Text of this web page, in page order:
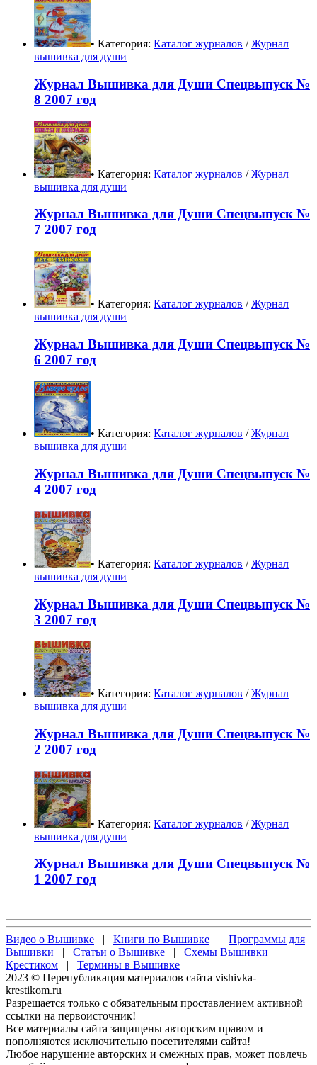
• Категория: Каталог журналов /Журнал
вышивка для души
Журнал Вышивка для Души Спецвыпуск №
8 2007 год
• Категория: Каталог журналов /Журнал
вышивка для души
Журнал Вышивка для Души Спецвыпуск №
7 2007 год
• Категория: Каталог журналов /Журнал
вышивка для души
Журнал Вышивка для Души Спецвыпуск №
6 2007 год
• Категория: Каталог журналов /Журнал
вышивка для души
Журнал Вышивка для Души Спецвыпуск №
4 2007 год
• Категория: Каталог журналов /Журнал
вышивка для души
Журнал Вышивка для Души Спецвыпуск №
3 2007 год
• Категория: Каталог журналов /Журнал
вышивка для души
Журнал Вышивка для Души Спецвыпуск №
2 2007 год
• Категория: Каталог журналов /Журнал
вышивка для души
Журнал Вышивка для Души Спецвыпуск №
1 2007 год
Видео о Вышивке | Книги по Вышивке | Программы для
Вышивки | Статьи о Вышивке | Схемы Вышивки
Крестиком | Термины в Вышивке
2023 © Перепубликация материалов сайта vishivka-
krestikom.ru
Разрешается только с обязательным проставлением активной
ссылки на первоисточник!
Все материалы сайта защищены авторским правом и
пополняются исключительно посетителями сайта!
Любое нарушение авторских и смежных прав, может повлечь